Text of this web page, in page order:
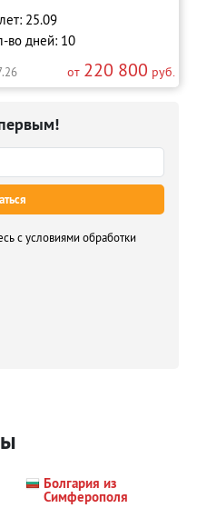
25.09
во дней: 10
от 220 800 руб.
с условиями обработки
Болгария из
Симферополя